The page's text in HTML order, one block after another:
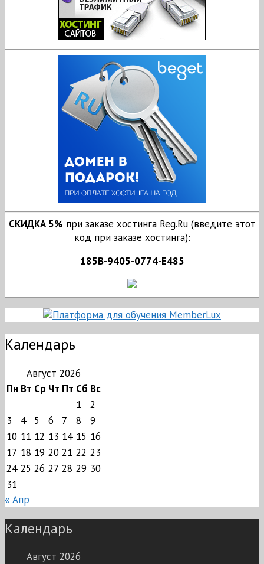
СКИДКА 5% при заказе хостинга Reg.Ru (введите этот
код при заказе хостинга):
185B-9405-0774-E485
Календарь
Август 2026
Пн Вт Ср Чт Пт Сб Вс
1
2
3
4 5 6 7 8
9
10 11 12 13 14 15 16
17 18 19 20 21 22 23
24 25 26 27 28 29 30
31
« Апр
Календарь
Август 2026